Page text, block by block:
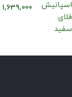
1,639,000